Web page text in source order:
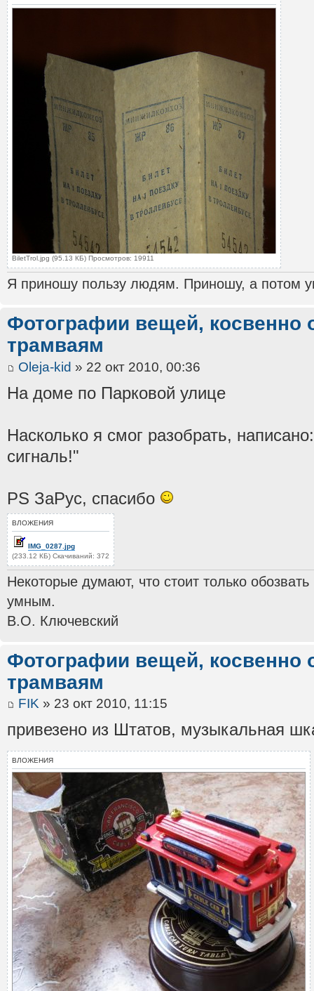
BiletTrol.jpg (95.13 КБ) Просмотров: 19911
Я приношу пользу людям. Приношу, а потом
Фотографии вещей, косвенно
трамваям
Oleja-kid » 22 окт 2010, 00:36
На доме по Парковой улице
Насколько я смог разобрать,
сигналь!"
PS ЗаРус, спасибо
ВЛОЖЕНИЯ
IMG_0287.jpg
(233.12 КБ) Скачиваний: 372
Некоторые думают, что стоит только
умным.
В.О. Ключевский
Фотографии вещей, косвенно
трамваям
FIK » 23 окт 2010, 11:15
привезено из Штатов, музыкальная
ВЛОЖЕНИЯ